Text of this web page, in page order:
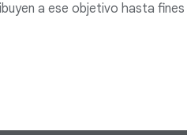
a ese objetivo hasta fines